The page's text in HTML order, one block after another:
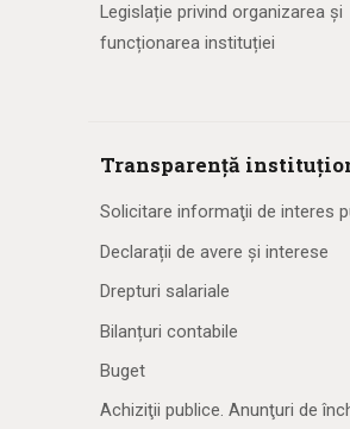
Legislație privind organizarea și
funcționarea instituției
Transparență
Solicitare informaţii de interes
Declarații de avere și interese
Drepturi salariale
Bilanțuri contabile
Buget
Achiziţii publice. Anunţuri de